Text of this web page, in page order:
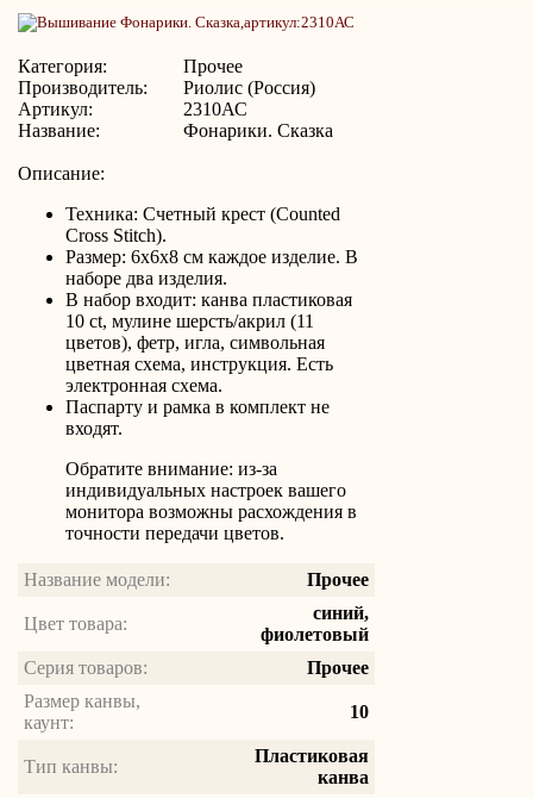
Категория:
Прочее
Производитель:
Риолис (Россия)
Артикул:
2310АС
Название:
Фонарики. Сказка
Описание:
Техника: Счетный крест (Counted
Cross Stitch).
Размер: 6х6x8 см каждое изделие. В
наборе два изделия.
В набор входит: канва пластиковая
10 ct, мулине шерсть/акрил (11
цветов), фетр, игла, символьная
цветная схема, инструкция. Есть
электронная схема.
Паспарту и рамка в комплект не
входят.
Обратите внимание: из-за
индивидуальных настроек вашего
монитора возможны расхождения в
точности передачи цветов.
Название модели: Прочее
Цвет товара:
синий,
фиолетовый
Серия товаров:
Прочее
Размер канвы,
каунт:
10
Тип канвы:
Пластиковая
канва